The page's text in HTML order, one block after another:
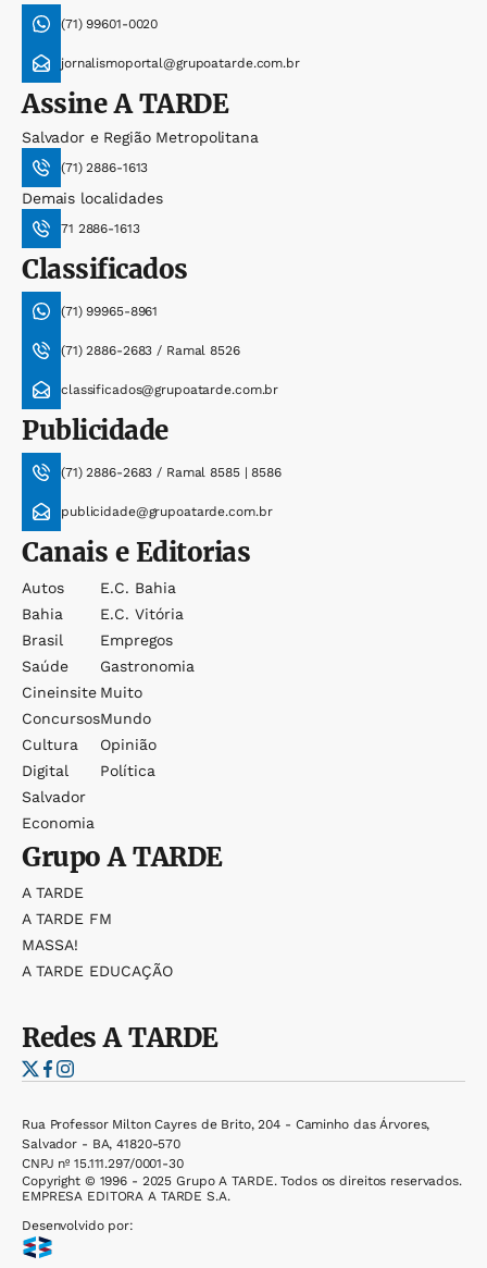
(71) 99601-0020
jornalismoportal@grupoatarde.com.br
AssineA TARDE
Salvador e Região Metropolitana
(71) 2886-1613
Demais localidades
71 2886-1613
Classificados
(71) 99965-8961
(71) 2886-2683 / Ramal 8526
classificados@grupoatarde.com.br
Publicidade
(71) 2886-2683 / Ramal 8585 | 8586
publicidade@grupoatarde.com.br
Canais e Editorias
Autos
Bahia
Brasil
Saúde
Cineinsite
Concursos
Cultura
Digital
Salvador
Economia
E.c. Bahia
E.c. Vitória
Empregos
Gastronomia
Muito
Mundo
Opinião
Política
GrupoA TARDE
A TARDE
A TARDE FM
MASSA!
A TARDE EDUCAÇÃO
RedesA TARDE
Rua Professor Milton Cayres de Brito, 204 - Caminho das Árvores,
Salvador - BA, 41820-570
CNPJ nº 15.111.297/0001-30
Copyright © 1996 - 2025 Grupo A TARDE. Todos os direitos reservados.
EMPRESA EDITORA A TARDE S.A.
Desenvolvido por: